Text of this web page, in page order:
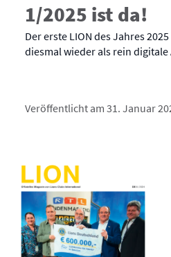
1/2025 ist da!
Der erste LION des Jahres
diesmal wieder als rein digitale
Veröffentlicht am 31. Januar